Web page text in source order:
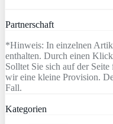
Partnerschaft
*Hinweis: In einzelnen
enthalten. Durch einen
Solltet Sie sich auf der
wir eine kleine Provision.
Fall.
Kategorien